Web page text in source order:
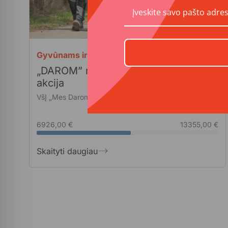
Gyvūnams ir gamtai
„DAROM” nacionalinė tvarkymosi
akcija
VšĮ „Mes Darom“
6926,00 € 13355,00 €
Skaityti daugiau